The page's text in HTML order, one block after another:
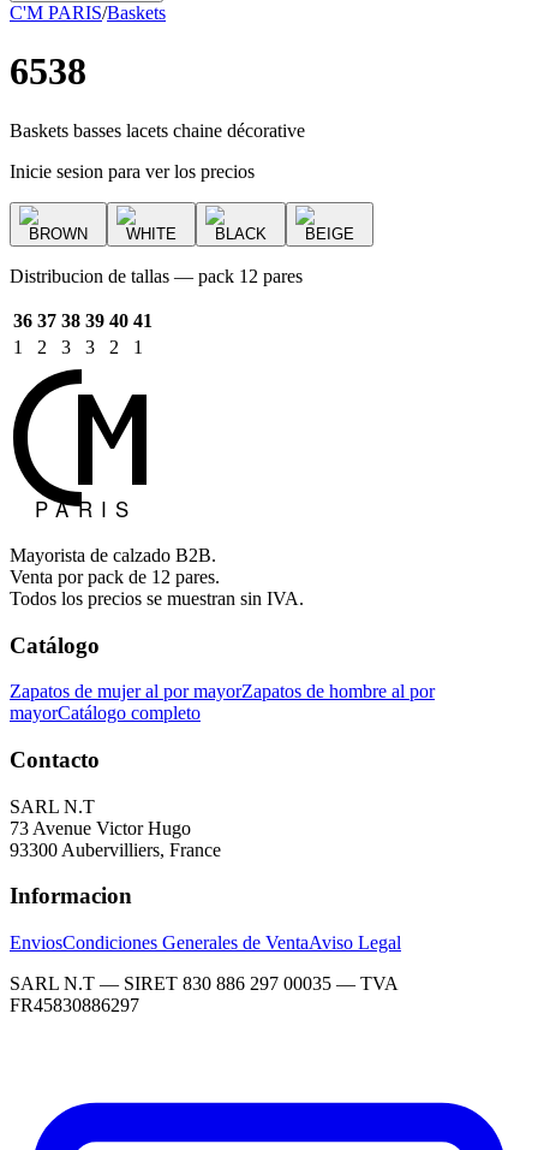
C'M PARIS/Baskets
6538
Baskets basses lacets chaine décorative
Inicie sesion para ver los precios
BROWN WHITE BLACK BEIGE
Distribucion de tallas — pack 12 pares
36 37 38 39 40 41
1
2 3 3 2 1
Mayorista de calzado B2B.
Venta por pack de 12 pares.
Todos los precios se muestran sin IVA.
Catálogo
Zapatos de mujer al por mayorZapatos de hombre al por
mayorCatálogo completo
Contacto
SARL N.T
73 Avenue Victor Hugo
93300 Aubervilliers, France
Informacion
EnviosCondiciones Generales de VentaAviso Legal
SARL N.T — SIRET 830 886 297 00035 — TVA
FR45830886297